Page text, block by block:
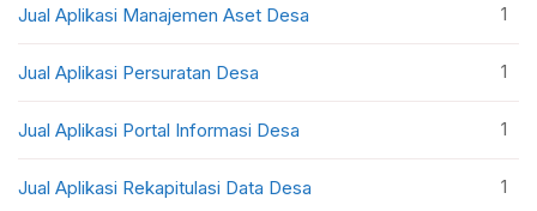
Jual Aplikasi Manajemen Aset Desa 1
Jual Aplikasi Persuratan Desa 1
Jual Aplikasi Portal Informasi Desa 1
Jual Aplikasi Rekapitulasi Data Desa 1